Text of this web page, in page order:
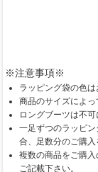
※注意事項※
ラッピング袋の色は
商品のサイズによっ
ロングブーツは不可
一足ずつのラッピ
合、足数分のご購入
複数の商品をご購
ご記載下さい。